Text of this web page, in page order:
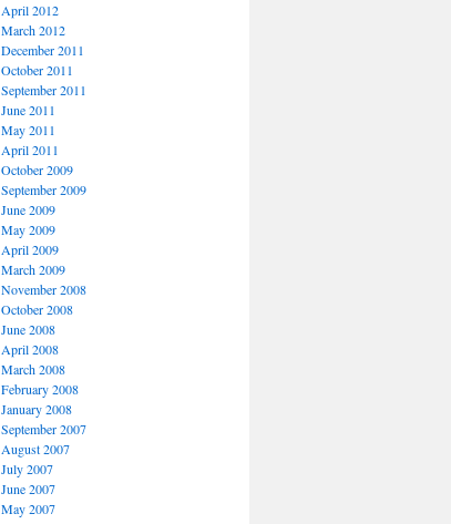
April 2012
March 2012
December 2011
October 2011
September 2011
June 2011
May 2011
April 2011
October 2009
September 2009
June 2009
May 2009
April 2009
March 2009
November 2008
October 2008
June 2008
April 2008
March 2008
February 2008
January 2008
September 2007
August 2007
July 2007
June 2007
May 2007